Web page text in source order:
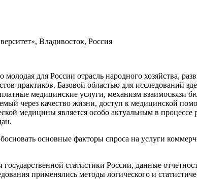
Владивосток, Россия
молодая для России отрасль народного хозяйства,
практиков. Базовой областью для исследований
медицинские услуги, механизм
через качество жизни, доступ к медицинской
медицины является особо актуальным в
основные факторы спроса на услуги
статистики России, данные
применялись методы логического и